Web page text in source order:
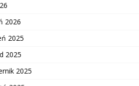
2026
2025
2025
2025